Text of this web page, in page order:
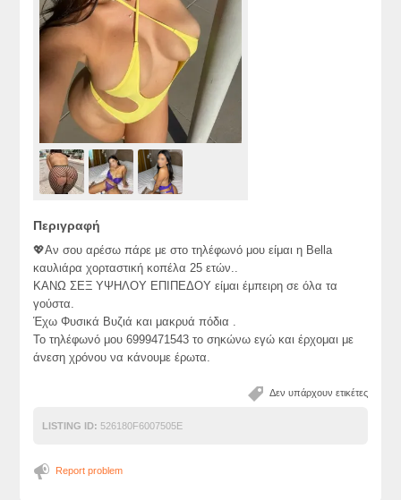
Περιγραφή
💖Αν σου αρέσω πάρε με στο τηλέφωνό μου είμαι η Bella
καυλιάρα χορταστική κοπέλα 25 ετών..
ΚΑΝΩ ΣΕΞ ΥΨΗΛΟΥ ΕΠΙΠΕΔΟΥ είμαι έμπειρη σε όλα τα
γούστα.
Έχω Φυσικά Βυζιά και μακρυά πόδια .
Το τηλέφωνό μου 6999471543 το σηκώνω εγώ και έρχομαι με
άνεση χρόνου να κάνουμε έρωτα.
Δεν υπάρχουν ετικέτες
LISTING ID: 526180F6007505E
Report problem